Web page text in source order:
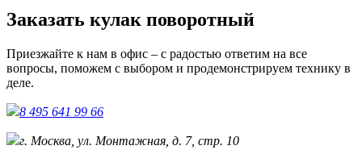
Заказать кулак поворотный
Приезжайте к нам в офис – с радостью ответим на все
вопросы, поможем с выбором и продемонстрируем технику в
деле.
8 495 641 99 66
г. Москва, ул. Монтажная, д. 7, стр. 10